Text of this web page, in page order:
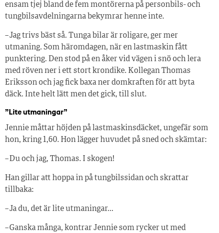
ensam tjej bland de fem montörerna på personbils- och
tungbilsavdelningarna bekymrar henne inte.
– Jag trivs bäst så. Tunga bilar är roligare, ger mer
utmaning. Som häromdagen, när en lastmaskin fått
punktering. Den stod på en åker vid vägen i snö och lera
med röven ner i ett stort krondike. Kollegan Thomas
Eriksson och jag fick baxa ner domkraften för att byta
däck. Inte helt lätt men det gick, till slut.
”Lite utmaningar”
Jennie måttar höjden på lastmaskinsdäcket, ungefär som
hon, kring 1,60. Hon lägger huvudet på sned och skämtar:
– Du och jag, Thomas. I skogen!
Han gillar att hoppa in på tungbilssidan och skrattar
tillbaka:
– Ja du, det är lite utmaningar…
– Ganska många, kontrar Jennie som rycker ut med